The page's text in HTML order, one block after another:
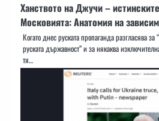
Ханството на Джучи –
Московията: Анатомия на
Когато днес руската пропаганда разгласява
руската държавност” и за някаква
тя…